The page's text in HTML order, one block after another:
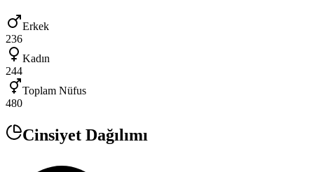
Erkek
236
Kadın
244
Toplam Nüfus
480
Cinsiyet Dağılımı